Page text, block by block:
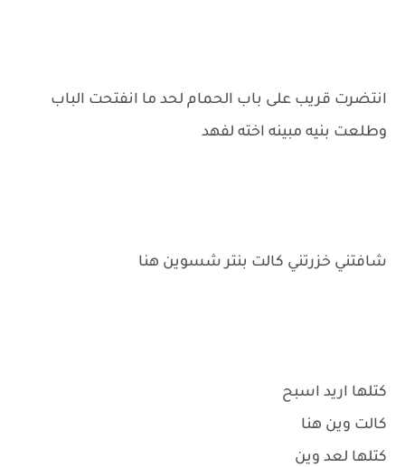
انتضرت قريب على باب الحمام لحد ما انفتحت الباب
وطلعت بنيه مبينه اخته لفهد
شافتني خزرتني كالت بنتر شسوين هنا
كتلها اريد اسبح
كالت وين هنا
كتلها لعد وين